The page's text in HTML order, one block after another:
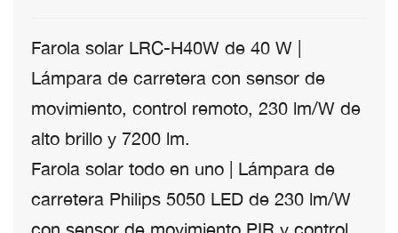
Farola solar LRC-H40W de 40 W |
Lámpara de carretera con sensor de
movimiento, control remoto, 230 lm/W de
alto brillo y 7200 lm.
Farola solar todo en uno | Lámpara de
carretera Philips 5050 LED de 230 lm/W